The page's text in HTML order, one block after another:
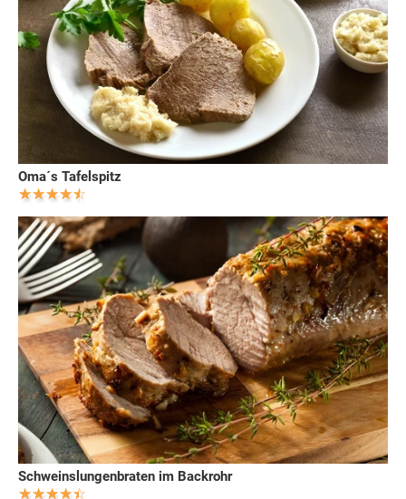
Oma´s Tafelspitz
Schweinslungenbraten im Backrohr